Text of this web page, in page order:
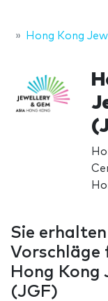
Hong Kong
Sie
Vorschläge
Hong Kong
(JGF)